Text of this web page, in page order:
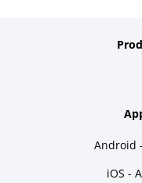
Android
iOS -